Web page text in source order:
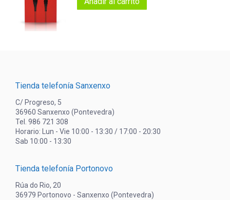
Tienda telefonía Sanxenxo
C/ Progreso, 5
36960 Sanxenxo (Pontevedra)
Tel. 986 721 308
Horario: Lun - Vie 10:00 - 13:30 / 17:00 - 20:30
Sab 10:00 - 13:30
Tienda telefonía Portonovo
Rúa do Rio, 20
36979 Portonovo - Sanxenxo (Pontevedra)